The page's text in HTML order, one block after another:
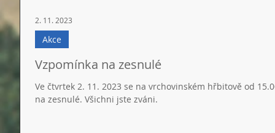
Vzpomínka na zesnulé
Ve čtvrtek 2. 11. 2023 se na vrchovinském hřbitově od
na zesnulé. Všichni jste zváni.
Akce
2. 11. 2023